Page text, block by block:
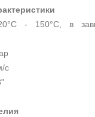
- 150°С, в
с